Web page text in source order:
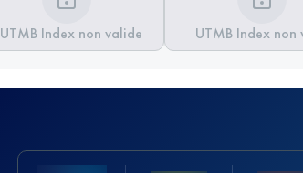
UTMB Index non valide UTMB Index non